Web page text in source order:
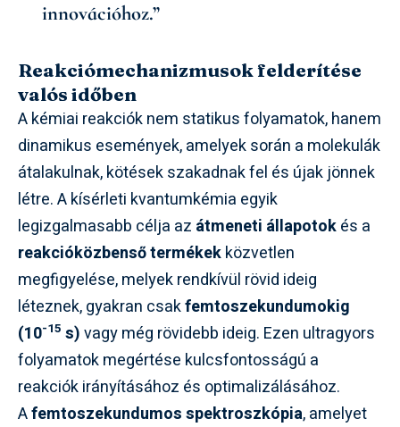
innovációhoz.”
Reakciómechanizmusok felderítése
valós időben
A kémiai reakciók nem statikus folyamatok, hanem
dinamikus események, amelyek során a molekulák
átalakulnak, kötések szakadnak fel és újak jönnek
létre. A kísérleti kvantumkémia egyik
legizgalmasabb célja az átmeneti állapotokés a
reakcióközbenső termékekközvetlen
megfigyelése, melyek rendkívül rövid ideig
léteznek, gyakran csakfemtoszekundumokig
(10-15 s)vagy még rövidebb ideig. Ezen ultragyors
folyamatok megértése kulcsfontosságú a
reakciók irányításához és optimalizálásához.
Afemtoszekundumos spektroszkópia, amelyet